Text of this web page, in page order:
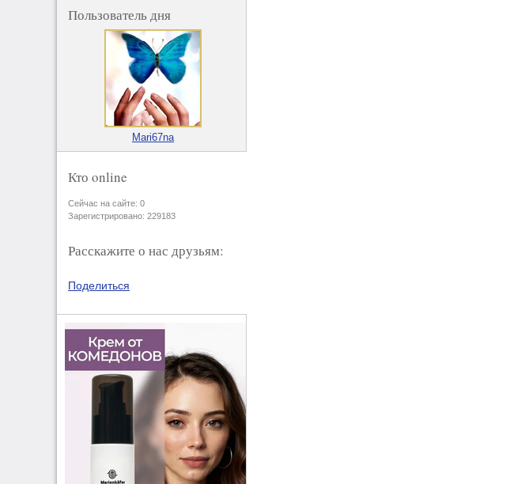
Пользователь дня
Mari67na
Кто online
Сейчас на сайте: 0
Зарегистрировано: 229183
Расскажите о нас друзьям:
Поделиться